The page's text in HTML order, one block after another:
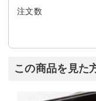
注文数
この商品を見た